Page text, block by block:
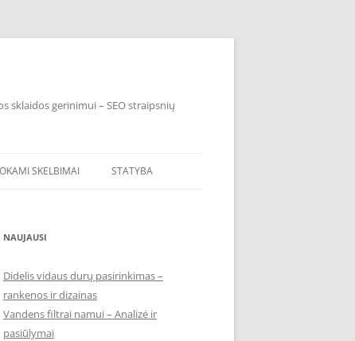
sklaidos gerinimui – SEO straipsnių
SKELBIMAI STATYBA
NAUJAUSI
Didelis vidaus durų pasirinkimas –
rankenos ir dizainas
Vandens filtrai namui – Analizė ir
pasiūlymai